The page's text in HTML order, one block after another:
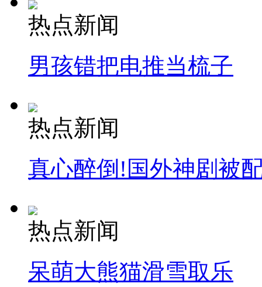
热点新闻
男孩错把电推当梳子
热点新闻
真心醉倒!国外神剧被
热点新闻
呆萌大熊猫滑雪取乐